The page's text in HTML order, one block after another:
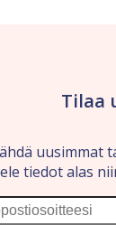
Tilaa
uusimmat
tiedot alas